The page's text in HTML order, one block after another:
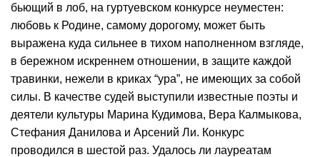
бьющий в лоб, на гуртуевском конкурсе неуместен:
любовь к Родине, самому дорогому, может быть
выражена куда сильнее в тихом наполненном взгляде,
в бережном искреннем отношении, в защите каждой
травинки, нежели в криках “ура”, не имеющих за собой
силы. В качестве судей выступили известные поэты и
деятели культуры Марина Кудимова, Вера Калмыкова,
Стефания Данилова и Арсений Ли. Конкурс
проводился в шестой раз. Удалось ли лауреатам